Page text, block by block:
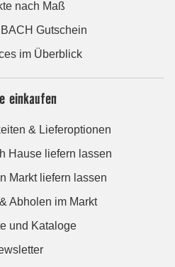
nach Maß
Gutschein
im Überblick
einkaufen
& Lieferoptionen
Hause liefern lassen
Markt liefern lassen
Abholen im Markt
und Kataloge